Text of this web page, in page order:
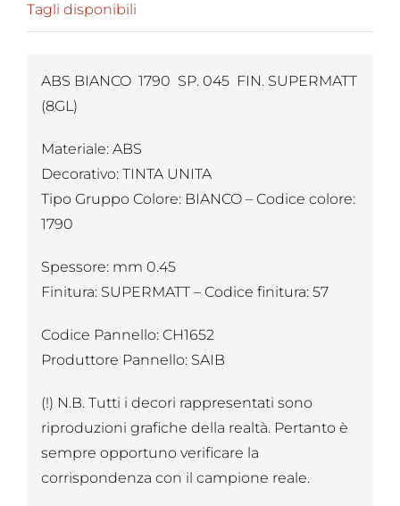
Tagli disponibili
ABS BIANCO 1790 SP. 045 FIN. SUPERMATT
(8GL)
Materiale: ABS
Decorativo: TINTA UNITA
Tipo Gruppo Colore: BIANCO – Codice colore:
1790
Spessore: mm 0.45
Finitura: SUPERMATT – Codice finitura: 57
Codice Pannello: CH1652
Produttore Pannello: SAIB
(!) N.B. Tutti i decori rappresentati sono
riproduzioni grafiche della realtà. Pertanto è
sempre opportuno verificare la
corrispondenza con il campione reale.